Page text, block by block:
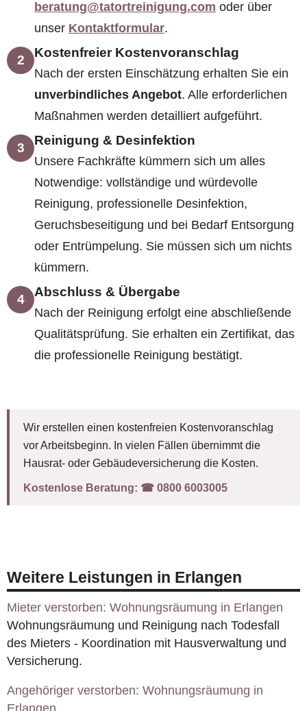
beratung@tatortreinigung.com oder über
unser Kontaktformular.
2 Kostenfreier Kostenvoranschlag
Nach der ersten Einschätzung erhalten Sie ein
unverbindliches Angebot. Alle erforderlichen
Maßnahmen werden detailliert aufgeführt.
3 Reinigung & Desinfektion
Unsere Fachkräfte kümmern sich um alles
Notwendige: vollständige und würdevolle
Reinigung, professionelle Desinfektion,
Geruchsbeseitigung und bei Bedarf Entsorgung
oder Entrümpelung. Sie müssen sich um nichts
kümmern.
4 Abschluss & Übergabe
Nach der Reinigung erfolgt eine abschließende
Qualitätsprüfung. Sie erhalten ein Zertifikat, das
die professionelle Reinigung bestätigt.
Wir erstellen einen kostenfreien Kostenvoranschlag
vor Arbeitsbeginn. In vielen Fällen übernimmt die
Hausrat- oder Gebäudeversicherung die Kosten.
Kostenlose Beratung: ☎︎ 0800 6003005
Weitere Leistungen in Erlangen
Mieter verstorben: Wohnungsräumung in Erlangen
Wohnungsräumung und Reinigung nach Todesfall
des Mieters - Koordination mit Hausverwaltung und
Versicherung.
Angehöriger verstorben: Wohnungsräumung in